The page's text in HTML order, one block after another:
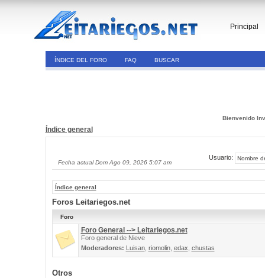
Principal
ÍNDICE DEL FORO FAQ BUSCAR
Bienvenido
Índice general
Fecha actual Dom Ago 09, 2026 5:07 am
Usuario:
Índice general
Foros Leitariegos.net
Foro
Foro General --> Leitariegos.net
Foro general de Nieve
Moderadores: Luisan, riomolin, edax chustas
Otros